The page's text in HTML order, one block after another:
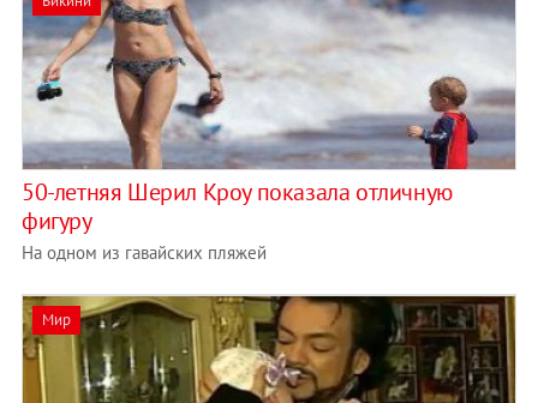
50-летняя Шерил Кроу показала отличную
фигуру
На одном из гавайских пляжей
Мир